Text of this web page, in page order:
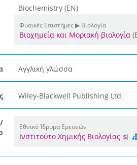
Biochemistry (EN)
Φυσικές Επιστήμες ▶ Βιολογία
Βιοχημεία και Μοριακή βιολογία
Αγγλική γλώσσα
Wiley-Blackwell Publishing Ltd.
Εθνικό Ίδρυμα Ερευνών
Ινστιτούτο Χημικής Βιολογίας